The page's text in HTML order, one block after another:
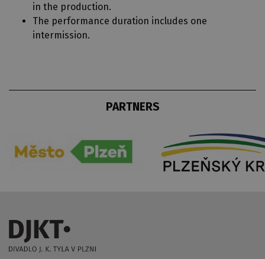
in the production.
The performance duration includes one
intermission.
PARTNERS